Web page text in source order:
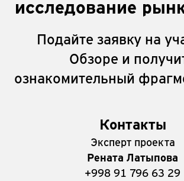
исследование
Подайте заявку на
Обзоре и
ознакомительный
Контакты
Эксперт проекта
Рената Латыпова
+998 91 796 63 29